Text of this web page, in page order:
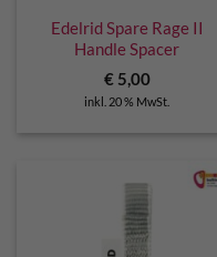
Edelrid Spare Rage II
Handle Spacer
€5,00
inkl. 20 % MwSt.